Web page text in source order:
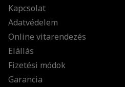
Kapcsolat
Adatvédelem
Online vitarendezés
Elállás
Fizetési módok
Garancia